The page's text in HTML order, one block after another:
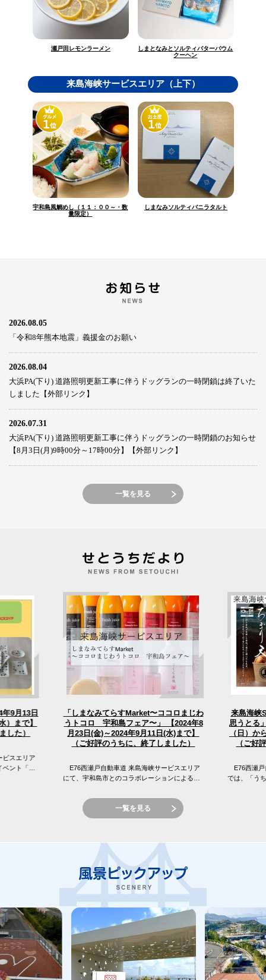
瀬戸田レモンラーメン しまとなみとソルティバターバウム
クーヘン
来島海峡サービスエリア（上下）
宇和島風鯛めし（１１：００～・数
量限定）
しまなみソルティバニラタルト
2026.08.05
「令和8年熊本地震」義援金のお願い
2026.08.04
大浜PA(下り) 道路照明更新工事に伴うドッグランの一時閉鎖は終了いた
しました【外部リンク】
2026.07.31
大浜PA(下り) 道路照明更新工事に伴うドッグランの一時閉鎖のお知らせ
【8月3日(月)9時00分～17時00分】【外部リンク】
一覧を見る
9月13日
）まで】
した）
スエリア
ント「え
「しまなみてらすMarket〜ココロまじわ
うトコロ 宇和島フェア〜」 【2024年8
月23日(金)～2024年9月11日(水)まで】
（ご好評のうちに、終了しました）
E76西瀬戸自動車道 来島海峡サービスエリア
にて、宇和島市とのコラボレーションによる
ロ 宇和島フェア〜」を開催...
来島海峡
思うとる
（日）か
（ご好
E76西瀬戸
では、「う
一覧を見る